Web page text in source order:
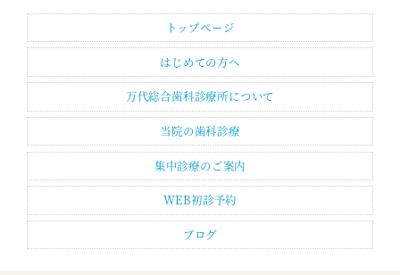
トップページ
はじめての方へ
万代総合歯科診療所について
当院の歯科診療
集中診療のご案内
WEB初診予約
ブログ